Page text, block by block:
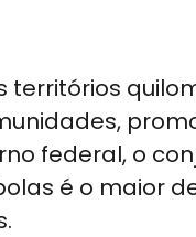
territórios
federal, o
é o maior